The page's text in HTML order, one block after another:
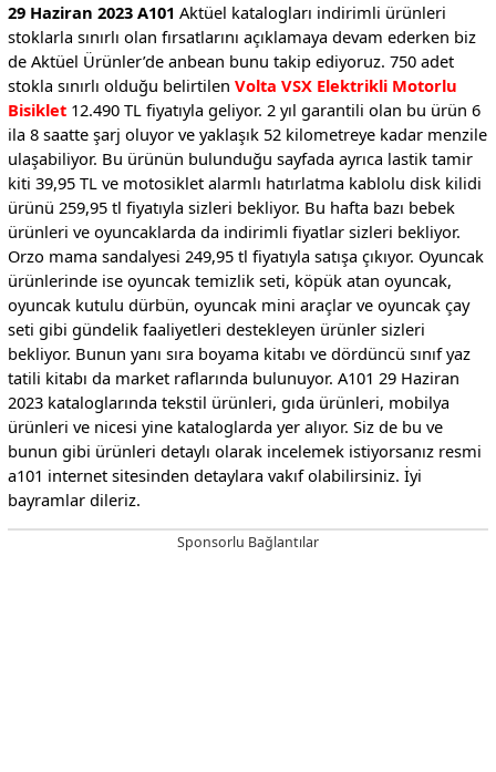
29 Haziran 2023 A101 Aktüel katalogları indirimli ürünleri
stoklarla sınırlı olan fırsatlarını açıklamaya devam ederken biz
de Aktüel Ürünler’de anbean bunu takip ediyoruz. 750 adet
stokla sınırlı olduğu belirtilen Volta VSX Elektrikli Motorlu
Bisiklet 12.490 TL fiyatıyla geliyor. 2 yıl garantili olan bu ürün 6
ila 8 saatte şarj oluyor ve yaklaşık 52 kilometreye kadar menzile
ulaşabiliyor. Bu ürünün bulunduğu sayfada ayrıca lastik tamir
kiti 39,95 TL ve motosiklet alarmlı hatırlatma kablolu disk kilidi
ürünü 259,95 tl fiyatıyla sizleri bekliyor. Bu hafta bazı bebek
ürünleri ve oyuncaklarda da indirimli fiyatlar sizleri bekliyor.
Orzo mama sandalyesi 249,95 tl fiyatıyla satışa çıkıyor. Oyuncak
ürünlerinde ise oyuncak temizlik seti, köpük atan oyuncak,
oyuncak kutulu dürbün, oyuncak mini araçlar ve oyuncak çay
seti gibi gündelik faaliyetleri destekleyen ürünler sizleri
bekliyor. Bunun yanı sıra boyama kitabı ve dördüncü sınıf yaz
tatili kitabı da market raflarında bulunuyor. A101 29 Haziran
2023 kataloglarında tekstil ürünleri, gıda ürünleri, mobilya
ürünleri ve nicesi yine kataloglarda yer alıyor. Siz de bu ve
bunun gibi ürünleri detaylı olarak incelemek istiyorsanız resmi
a101 internet sitesinden detaylara vakıf olabilirsiniz. İyi
bayramlar dileriz.
Sponsorlu Bağlantılar